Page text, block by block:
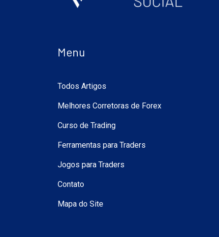
Menu
Todos Artigos
Melhores Corretoras de Forex
Curso de Trading
Ferramentas para Traders
Jogos para Traders
Contato
Mapa do Site